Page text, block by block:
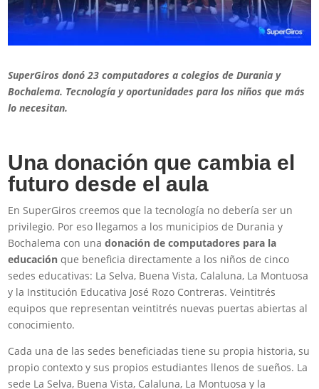
SuperGiros donó 23 computadores a colegios de Durania y
Bochalema. Tecnología y oportunidades para los niños que más
lo necesitan.
Una donación que cambia el
futuro desde el aula
En SuperGiros creemos que la tecnología no debería ser un
privilegio. Por eso llegamos a los municipios de Durania y
Bochalema con unadonación de computadores para la
educación que beneficia directamente a los niños de cinco
sedes educativas: La Selva, Buena Vista, Calaluna, La Montuosa
y la Institución Educativa José Rozo Contreras. Veintitrés
equipos que representan veintitrés nuevas puertas abiertas al
conocimiento.
Cada una de las sedes beneficiadas tiene su propia historia, su
propio contexto y sus propios estudiantes llenos de sueños. La
sede La Selva, Buena Vista, Calaluna, La Montuosa y la